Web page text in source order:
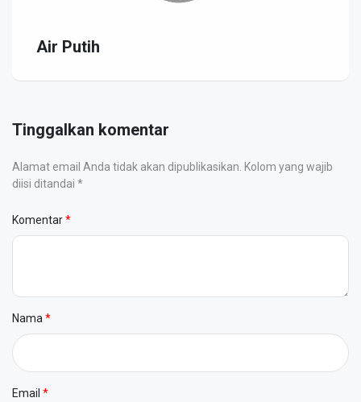
Air Putih
Tinggalkan komentar
Alamat email Anda tidak akan dipublikasikan. Kolom yang wajib
diisi ditandai *
Komentar
Nama
Email